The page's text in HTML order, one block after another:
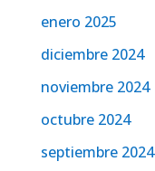
enero 2025
diciembre 2024
noviembre 2024
octubre 2024
septiembre 2024